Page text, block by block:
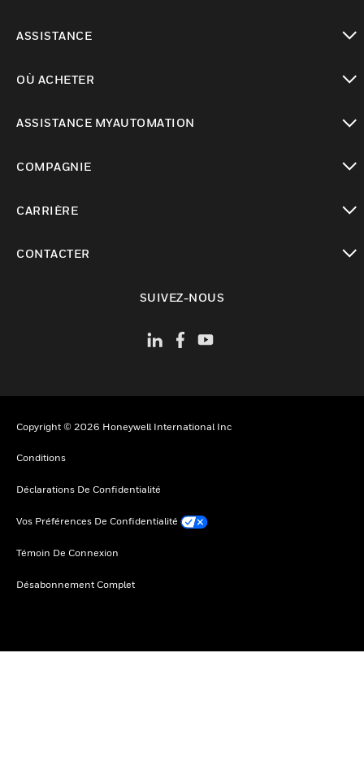
ASSISTANCE
OÙ ACHETER
ASSISTANCE MYAUTOMATION
COMPAGNIE
CARRIÈRE
CONTACTER
SUIVEZ-NOUS
Copyright © 2026 Honeywell International Inc
Conditions
Déclarations De Confidentialité
Vos Préférences De Confidentialité
Témoin De Connexion
Désabonnement Complet